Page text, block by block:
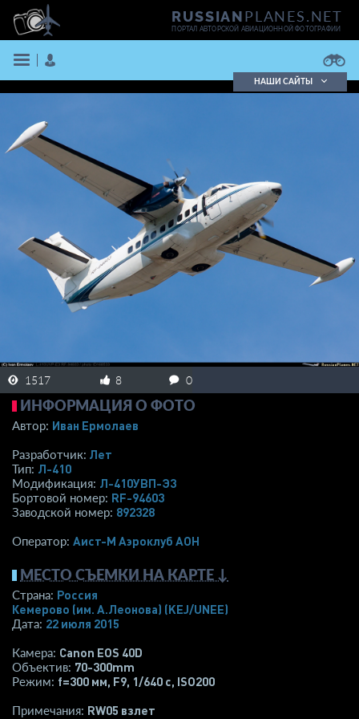
RUSSIANPLANES.NET
ПОРТАЛ АВТОРСКОЙ АВИАЦИОННОЙ ФОТОГРАФИИ
ВОЙТИ
ЗАРЕГИСТРИРОВАТЬСЯ
НАШИ САЙТЫ
1517 8 0
ИНФОРМАЦИЯ О ФОТО
Автор: Иван Ермолаев
Разработчик: Лет
Тип: Л-410
Модификация: Л-410УВП-Э3
Бортовой номер: RF-94603
Заводской номер: 892328
Оператор: Аист-М Аэроклуб АОН
МЕСТО СЪЕМКИ НА КАРТЕ ↓
Страна: Россия
Кемерово (им. А.Леонова) (KEJ/UNEE)
Дата: 22 июля 2015
Камера: Canon EOS 40D
Объектив: 70-300mm
Режим: f=300 мм, F9, 1/640 с, ISO200
Примечания: RW05 взлет